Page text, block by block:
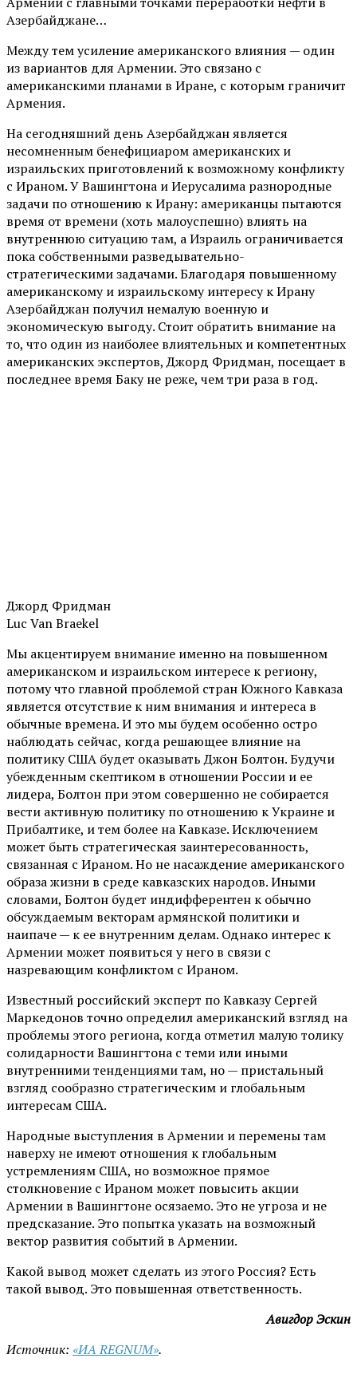
Азербайджане…
Между тем усиление американского влияния — один
из вариантов для Армении. Это связано с
американскими планами в Иране, с которым граничит
Армения.
На сегодняшний день Азербайджан является
несомненным бенефициаром американских и
израильских приготовлений к возможному конфликту
с Ираном. У Вашингтона и Иерусалима разнородные
задачи по отношению к Ирану: американцы пытаются
время от времени (хоть малоуспешно) влиять на
внутреннюю ситуацию там, а Израиль ограничивается
пока собственными разведывательно-
стратегическими задачами. Благодаря повышенному
американскому и израильскому интересу к Ирану
Азербайджан получил немалую военную и
экономическую выгоду. Стоит обратить внимание на
то, что один из наиболее влиятельных и компетентных
американских экспертов, Джорд Фридман, посещает в
последнее время Баку не реже, чем три раза в год.
Джорд Фридман
Luc Van Braekel
Мы акцентируем внимание именно на повышенном
американском и израильском интересе к региону,
потому что главной проблемой стран Южного Кавказа
является отсутствие к ним внимания и интереса в
обычные времена. И это мы будем особенно остро
наблюдать сейчас, когда решающее влияние на
политику США будет оказывать Джон Болтон. Будучи
убежденным скептиком в отношении России и ее
лидера, Болтон при этом совершенно не собирается
вести активную политику по отношению к Украине и
Прибалтике, и тем более на Кавказе. Исключением
может быть стратегическая заинтересованность,
связанная с Ираном. Но не насаждение американского
образа жизни в среде кавказских народов. Иными
словами, Болтон будет индифферентен к обычно
обсуждаемым векторам армянской политики и
наипаче — к ее внутренним делам. Однако интерес к
Армении может появиться у него в связи с
назревающим конфликтом с Ираном.
Известный российский эксперт по Кавказу Сергей
Маркедонов точно определил американский взгляд на
проблемы этого региона, когда отметил малую толику
солидарности Вашингтона с теми или иными
внутренними тенденциями там, но — пристальный
взгляд сообразно стратегическим и глобальным
интересам США.
Народные выступления в Армении и перемены там
наверху не имеют отношения к глобальным
устремлениям США, но возможное прямое
столкновение с Ираном может повысить акции
Армении в Вашингтоне осязаемо. Это не угроза и не
предсказание. Это попытка указать на возможный
вектор развития событий в Армении.
Какой вывод может сделать из этого Россия? Есть
такой вывод. Это повышенная ответственность.
Авигдор Эскин
Источник: «ИА REGNUM».